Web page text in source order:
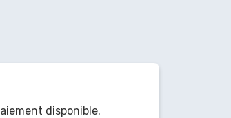
disponible.